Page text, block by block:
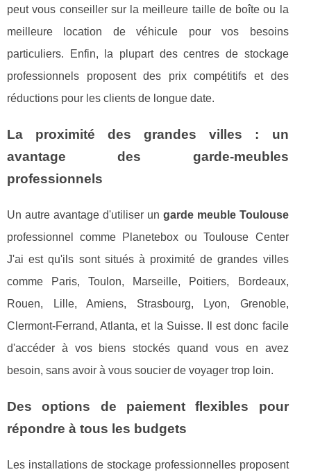
peut vous conseiller sur la meilleure taille de boîte ou la
meilleure location de véhicule pour vos besoins
particuliers. Enfin, la plupart des centres de stockage
professionnels proposent des prix compétitifs et des
réductions pour les clients de longue date.
La proximité des grandes villes : un
avantage des garde-meubles
professionnels
Un autre avantage d'utiliser un garde meuble Toulouse
professionnel comme Planetebox ou Toulouse Center
J'ai est qu'ils sont situés à proximité de grandes villes
comme Paris, Toulon, Marseille, Poitiers, Bordeaux,
Rouen, Lille, Amiens, Strasbourg, Lyon, Grenoble,
Clermont-Ferrand, Atlanta, et la Suisse. Il est donc facile
d'accéder à vos biens stockés quand vous en avez
besoin, sans avoir à vous soucier de voyager trop loin.
Des options de paiement flexibles pour
répondre à tous les budgets
Les installations de stockage professionnelles proposent